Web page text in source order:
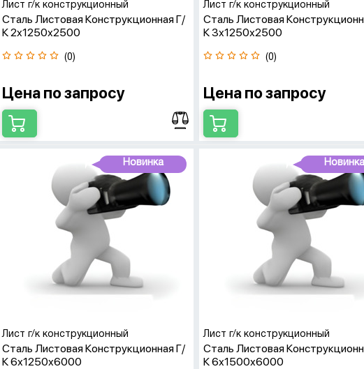
Лист г/к конструкционный
Сталь Листовая Конструкционная Г/
К 2х1250х2500
(0)
Цена по запросу
Лист г/к конструкционный
Сталь Листовая
К 3х1250х2500
(0)
Цена по запросу
Новинка
Лист г/к конструкционный
Сталь Листовая Конструкционная Г/
К 6х1250х6000
Новинка
Лист г/к конструкционный
Сталь Листовая
К 6х1500х6000